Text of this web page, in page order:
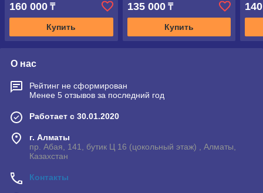
160 000 ₸
Купить
135 000₸
Купить
О нас
Рейтинг не сформирован
Менее 5 отзывов за последний год
Работает с 30.01.2020
г. Алматы
пр. Абая, 141, бутик Ц 16 (цокольный этаж) , Алматы,
Казахстан
Контакты